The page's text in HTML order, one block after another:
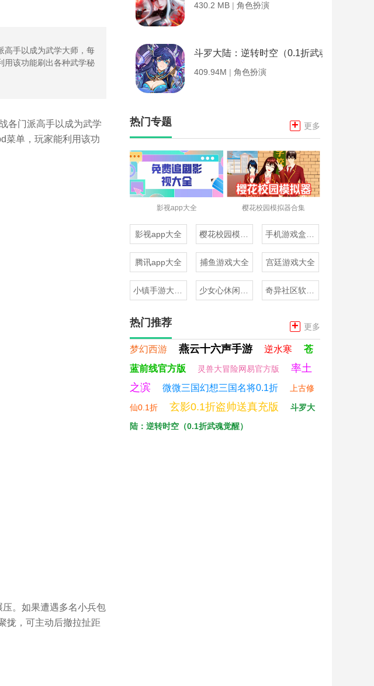
高手以成为武学大师，每
用该功能刷出各种武学秘
各门派高手以成为武学
菜单，玩家能利用该功
。如果遭遇多名小兵包
拢，可主动后撤拉扯距
430.2 MB | 角色扮演
斗罗大陆：逆转时空（0.1折武魂觉醒）
409.94M | 角色扮演
热门专题 + 更多
影视app大全 樱花校园模拟器合集
影视app大全
腾讯app大全 捕鱼游戏大全 宫廷游戏大全
热门推荐 + 更多
梦幻西游 燕云十六声手游 逆水寒
苍
蓝前线官方版
灵兽大冒险网易官方版
率土
之滨
微微三国幻想三国名将0.1折 上古修
仙0.1折 玄影0.1折盗帅送真充版
斗罗大
陆：逆转时空（0.1折武魂觉醒）